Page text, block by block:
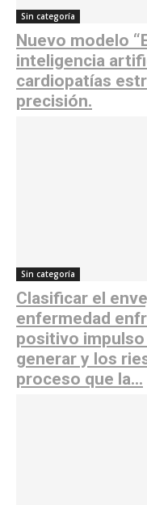
Sin categoría
Nuevo modelo
inteligencia
cardiopatías
precisión.
Sin categoría
Clasificar el
enfermedad
positivo
generar y los
proceso que la...